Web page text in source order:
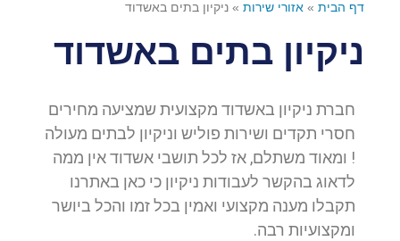
דף הבית » אזורי שירות » ניקיון בתים באשדוד
ניקיון בתים באשדוד
חברת ניקיון באשדוד מקצועית שמציעה מחירים
חסרי תקדים ושירות פוליש וניקיון לבתים מעולה
! ומאוד משתלם, אז לכל תושבי אשדוד אין ממה
לדאוג בהקשר לעבודות ניקיון כי כאן באתרנו
תקבלו מענה מקצועי ואמין בכל זמו והכל ביושר
ומקצועיות רבה.